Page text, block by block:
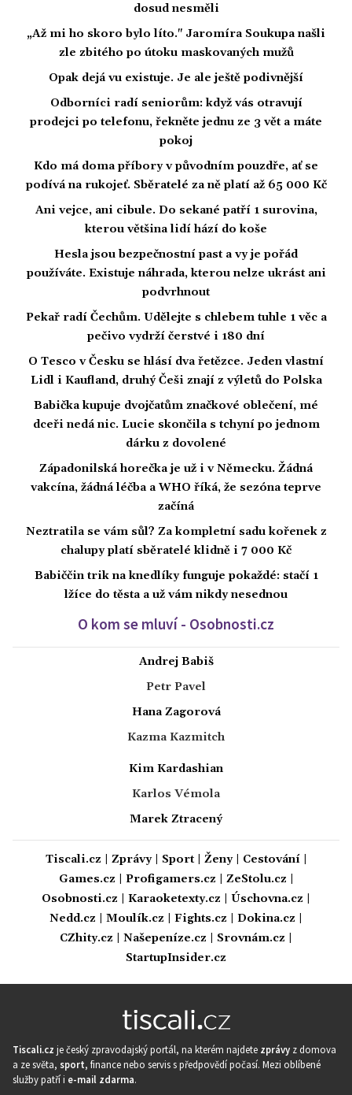
dosud nesměli
„Až mi ho skoro bylo líto." Jaromíra Soukupa našli
zle zbitého po útoku maskovaných mužů
Opak dejá vu existuje. Je ale ještě podivnější
Odborníci radí seniorům: když vás otravují
prodejci po telefonu, řekněte jednu ze 3 vět a máte
pokoj
Kdo má doma příbory v původním pouzdře, ať se
podívá na rukojeť. Sběratelé za ně platí až 65 000 Kč
Ani vejce, ani cibule. Do sekané patří 1 surovina,
kterou většina lidí hází do koše
Hesla jsou bezpečnostní past a vy je pořád
používáte. Existuje náhrada, kterou nelze ukrást ani
podvrhnout
Pekař radí Čechům. Udělejte s chlebem tuhle 1 věc a
pečivo vydrží čerstvé i 180 dní
O Tesco v Česku se hlásí dva řetězce. Jeden vlastní
Lidl i Kaufland, druhý Češi znají z výletů do Polska
Babička kupuje dvojčatům značkové oblečení, mé
dceři nedá nic. Lucie skončila s tchyní po jednom
dárku z dovolené
Západonilská horečka je už i v Německu. Žádná
vakcína, žádná léčba a WHO říká, že sezóna teprve
začíná
Neztratila se vám sůl? Za kompletní sadu kořenek z
chalupy platí sběratelé klidně i 7 000 Kč
Babiččin trik na knedlíky funguje pokaždé: stačí 1
lžíce do těsta a už vám nikdy nesednou
O kom se mluví - Osobnosti.cz
Andrej Babiš
Petr Pavel
Hana Zagorová
Kazma Kazmitch
Kim Kardashian
Karlos Vémola
Marek Ztracený
Tiscali.cz Zprávy| Sport| Ženy| Cestování|
Games.cz
Profigamers.cz ZeStolu.cz
Osobnosti.cz
Karaoketexty.cz Úschovna.cz
Nedd.cz
Moulík.cz Fights.cz Dokina.cz
CZhity.cz
Našepeníze.cz Srovnám.cz
StartupInsider.cz
Tiscali.cz je český zpravodajský portál, na kterém najdete zprávy z domova
a ze světa, sport, finance nebo servis s předpovědí počasí. Mezi oblíbené
služby patří i e-mail zdarma.